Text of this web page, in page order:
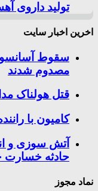
تولید داروی
اخرین اخبار سایت
مصدوم شدند
قتل هولناک
کامیون با
آتش سوزی و
حادثه خسارت
نماد مجوز